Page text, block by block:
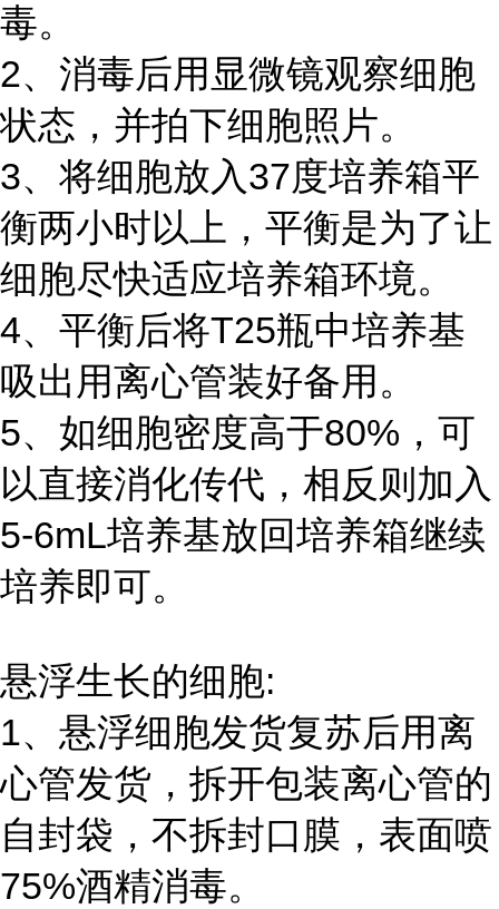
毒。
2、消毒后用显微镜观察细胞
状态，并拍下细胞照片。
3、将细胞放入37度培养箱平
衡两小时以上，平衡是为了让
细胞尽快适应培养箱环境。
4、平衡后将T25瓶中培养基
吸出用离心管装好备用。
5、如细胞密度高于80%，可
以直接消化传代，相反则加入
5-6mL培养基放回培养箱继续
培养即可。
悬浮生长的细胞:
1、悬浮细胞发货复苏后用离
心管发货，拆开包装离心管的
自封袋，不拆封口膜，表面喷
75%酒精消毒。